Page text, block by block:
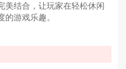
美结合，让玩家在轻松休闲
的游戏乐趣。